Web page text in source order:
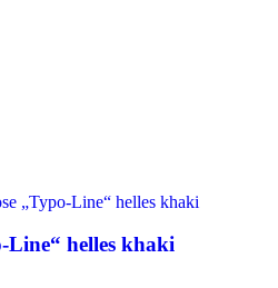
Line“ helles khaki